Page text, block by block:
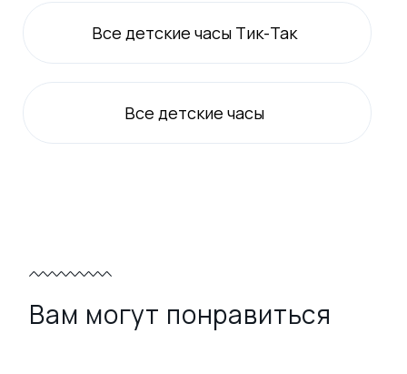
Все детские часы Тик-Так
Все детские часы
Вам могут понравиться